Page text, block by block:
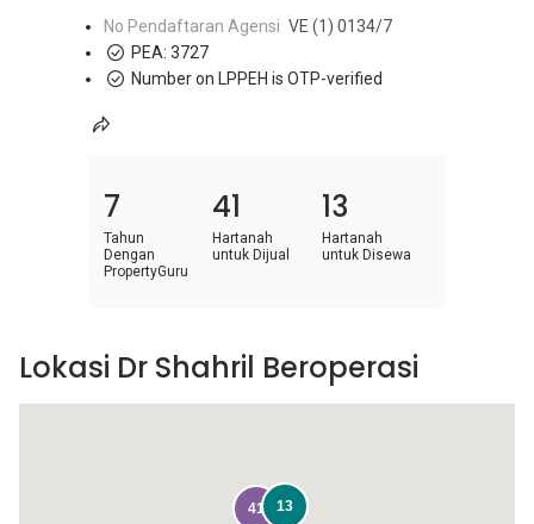
No Pendaftaran Agensi VE (1) 0134/7
PEA: 3727
Number on LPPEH is OTP-verified
7
Tahun
Dengan
PropertyGuru
41
Hartanah
untuk Dijual
13
Hartanah
untuk Disewa
41 13
Lokasi Dr Shahril Beroperasi